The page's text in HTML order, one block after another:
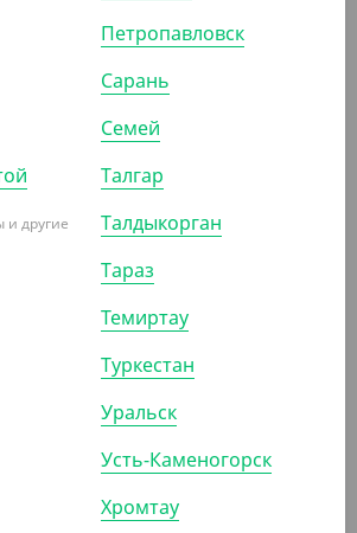
БУН, 100*60*300 мм
другие
Петропавловск
Сарань
Семей
Талгар
Талдыкорган
Тараз
Темиртау
Туркестан
Уральск
Усть-Каменогорск
Хромтау